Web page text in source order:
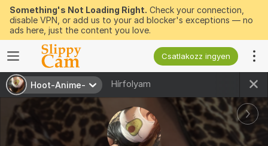
Something's Not Loading Right. Check your connection,
disable VPN, or add us to your ad blocker's exceptions — no
ads here, just the content you love.
Csatlakozz ingyen
Hoot-Anime- Hírfolyam